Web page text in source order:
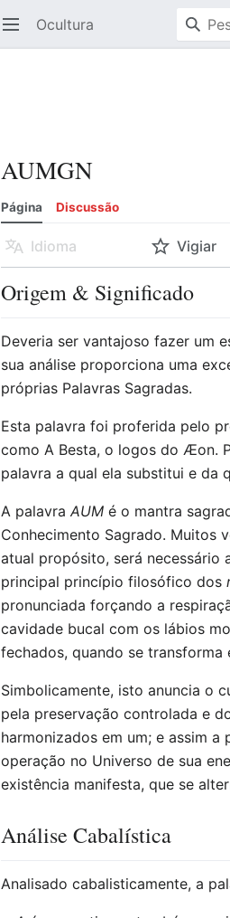
Abrir menu principal Ocultura
AUMGN
Página Discussão
Idioma Vigiar
Origem & Significado
Deveria ser vantajoso fazer um
sua análise proporciona uma
próprias Palavras Sagradas.
Esta palavra foi proferida pelo
como A Besta, o logos do Æon.
palavra a qual ela substitui e da
A palavraAUM é o mantra
Conhecimento Sagrado. Muitos
atual propósito, será necessário
principal princípio filosófico dos
pronunciada forçando a
cavidade bucal com os lábios
fechados, quando se
Simbolicamente, isto anuncia o
pela preservação controlada e
harmonizados em um; e assim a
operação no Universo de sua
existência manifesta, que se
Análise Cabalística
Analisado cabalisticamente, a